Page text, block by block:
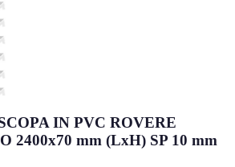
IN PVC ROVERE
2400x70 mm (LxH) SP 10 mm